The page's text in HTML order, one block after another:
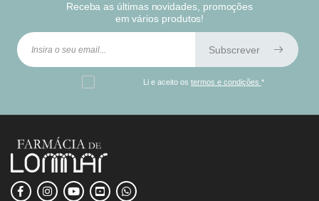
Receba as últimas novidades, promoções
em vários produtos!
Subscrever
Li e aceito ostermos e condições*